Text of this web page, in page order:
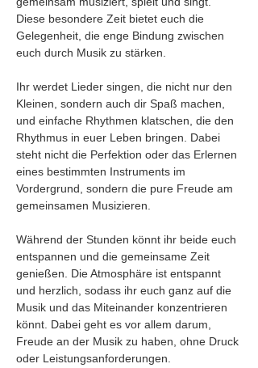
Diese besondere Zeit bietet euch die
Gelegenheit, die enge Bindung zwischen
euch durch Musik zu stärken.
Ihr werdet Lieder singen, die nicht nur den
Kleinen, sondern auch dir Spaß machen,
und einfache Rhythmen klatschen, die den
Rhythmus in euer Leben bringen. Dabei
steht nicht die Perfektion oder das Erlernen
eines bestimmten Instruments im
Vordergrund, sondern die pure Freude am
gemeinsamen Musizieren.
Während der Stunden könnt ihr beide euch
entspannen und die gemeinsame Zeit
genießen. Die Atmosphäre ist entspannt
und herzlich, sodass ihr euch ganz auf die
Musik und das Miteinander konzentrieren
könnt. Dabei geht es vor allem darum,
Freude an der Musik zu haben, ohne Druck
oder Leistungsanforderungen.